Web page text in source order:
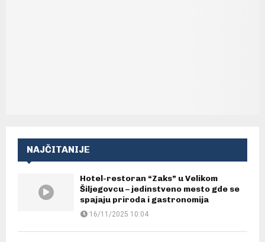
NAJČITANIJE
Hotel-restoran “Zaks” u Velikom
Šiljegovcu – jedinstveno mesto gde se
spajaju priroda i gastronomija
16/11/2025 10:04